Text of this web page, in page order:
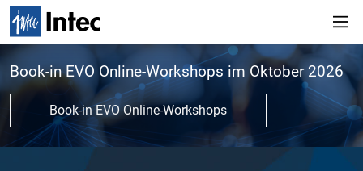
Book-in EVO Online-Workshops im Oktober 2026
Book-in EVO Online-Workshops